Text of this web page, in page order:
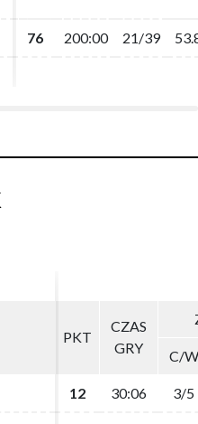
76 200:00 21/39
76 200:00 21/39
PKT
CZAS
GRY
C/W
12 30:06 3/5
PKT
CZAS
GRY
C/W
12 30:06 3/5